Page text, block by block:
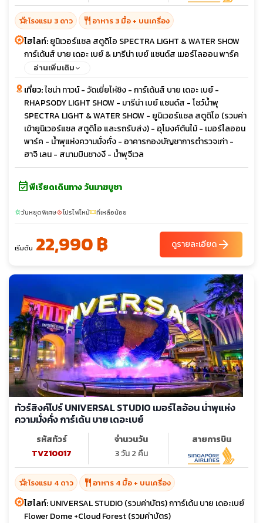
hotel_classโรงแรม 3 ดาว restaurant อาหาร 3 มื้อ + บนเครื่อง
ไฮไลท์:ยูนิเวอร์แซล สตูดิโอ SPECTRA LIGHT & WATER SHOW
การ์เด้นส์ บาย เดอะ เบย์ & มารีน่า เบย์ แซนด์ส เมอร์ไลออน พาร์ค
น้ำพุจีเวล น้ำพุแห่งความมั่งคั่ง
อ่านเพิ่มเติม
เที่ยว:ไชน่า ทาวน์ - วัดเยี่ยไห่ชิง - การ์เด้นส์ บาย เดอะ เบย์ -
RHAPSODY LIGHT SHOW - มารีน่า เบย์ แซนด์ส - โชว์น้ำพุ
SPECTRA LIGHT & WATER SHOW - ยูนิเวอร์แซล สตูดิโอ (รวมค่า
เข้ายูนิเวอร์แซล สตูดิโอ และรถรับส่ง) - อุโมงค์ต้นไม้ - เมอร์ไลออน
พาร์ค - น้ำพุแห่งความมั่งคั่ง - อาคารกองบัญชาการตำรวจเก่า -
ฮาจิ เลน - สนามบินชางงี - น้ำพุจีเวล
event_availableพีเรียดเดินทาง วันมาฆบูชา
sunnyวันหยุดพิเศษlocal_fire_departmentโปรไฟไหม้confirmation_numberที่เหลือน้อย
เริ่มต้น 22,990 ฿ ดูรายละเอียดarrow_forward
ทัวร์สิงค์โปร์ UNIVERSAL STUDIO เมอร์ไลอ้อน น้ำพุแห่ง
ความมั่งคั่ง การ์เด้น บาย เดอะเบย์
รหัสทัวร์
TVZ10017
จำนวนวัน
3 วัน 2 คืน
สายการบิน
hotel_classโรงแรม 4 ดาว restaurant อาหาร 4 มื้อ + บนเครื่อง
ไฮไลท์:UNIVERSAL STUDIO (รวมค่าบัตร) กาาร์เด้น บาย เดอะเบย์
Flower Dome +Cloud Forest (รวมค่าบัตร)